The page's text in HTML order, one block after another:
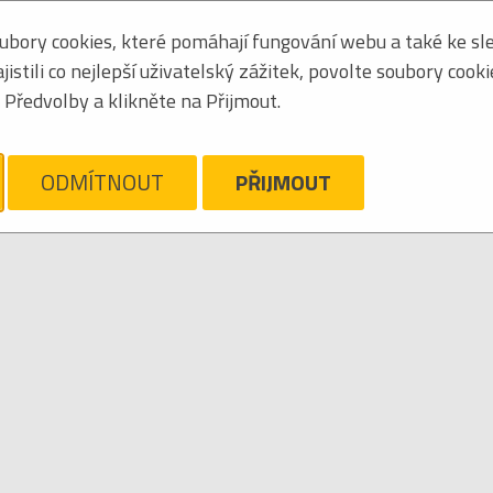
Zoradiť podľa: mená
výpis
cookies, které pomáhají fungování webu a také ke
co nejlepší uživatelský zážitek, povolte soubory
a klikněte na Přijmout.
ODMÍTNOUT PŘIJMOUT